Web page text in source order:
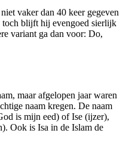
vaker dan 40 keer gegeven
toch blijft hij evengoed sierlijk
variant ga dan voor: Do,
maar afgelopen jaar waren
naam kregen. De naam
is mijn eed) of Ise (ijzer),
Ook is Isa in de Islam de